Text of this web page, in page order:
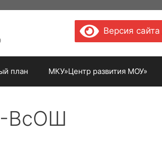
Версия
план МКУ»Центр развития МОУ»
ВсОШ